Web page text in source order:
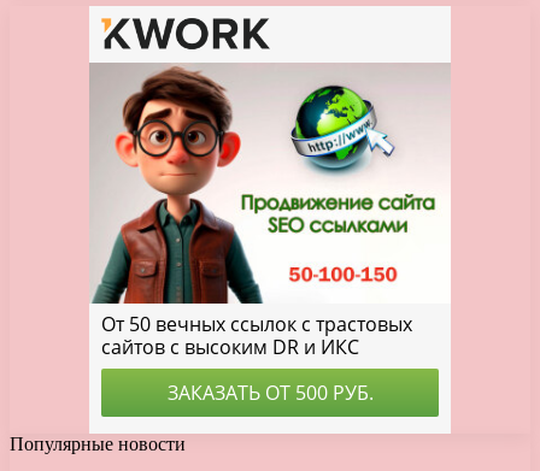
Популярные новости